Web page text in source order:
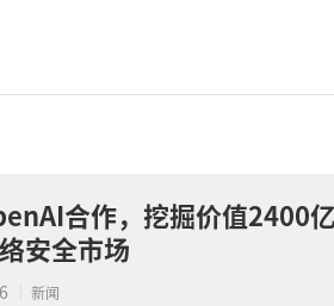
合作，挖掘价值2400
安全市场
新闻